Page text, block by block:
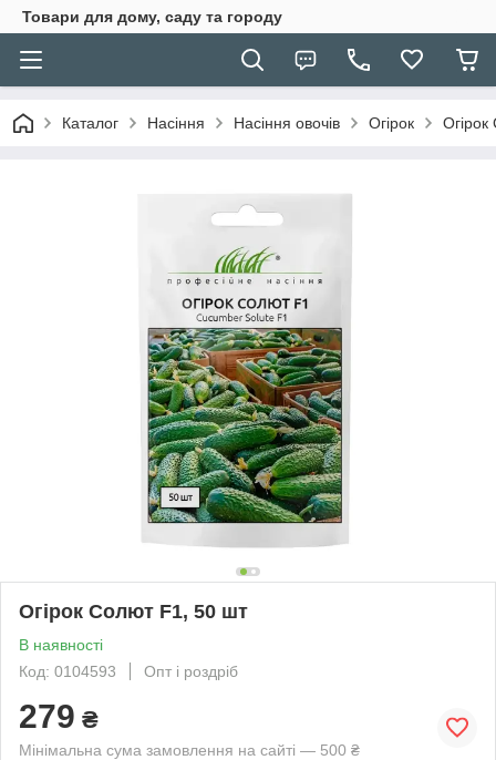
Товари для дому, саду та городу
Каталог Насіння Насіння овочів Огірок
Огірок Солют F1, 50 шт
В наявності
Код: 0104593
Опт і роздріб
279 ₴
Мінімальна сума замовлення на сайті — 500 ₴